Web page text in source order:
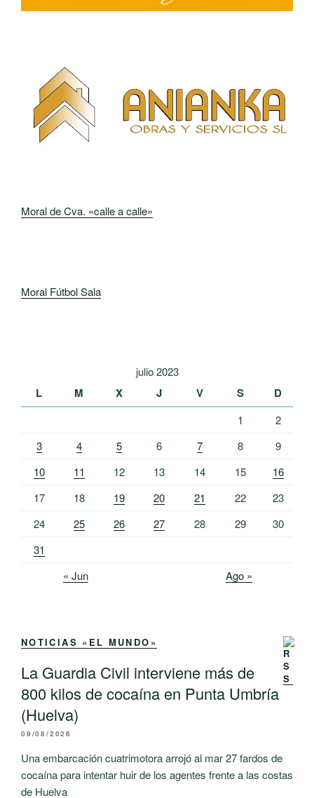
Moral de Cva. «calle a calle»
Moral Fútbol Sala
julio 2023
L M X J V S D
1
2
3
4 5 6 7 8
9
10
11 12 13 14 15
16
17
18 19 20 21 22
23
24
25 26 27 28 29
30
31
« Jun
Ago »
NOTICIAS «EL MUNDO»
La Guardia Civil interviene más de
800 kilos de cocaína en Punta Umbría
(Huelva)
09/08/2026
Una embarcación cuatrimotora arrojó al mar 27 fardos de
cocaína para intentar huir de los agentes frente a las costas
de Huelva